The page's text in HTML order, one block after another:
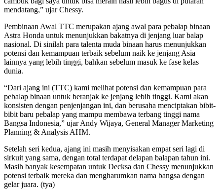
mendatang,” ujar Chessy.
Pembinaan Awal TTC merupakan ajang awal para pebalap binaan
Astra Honda untuk menunjukkan bakatnya di jenjang luar balap
nasional. Di sinilah para talenta muda binaan harus menunjukkan
potensi dan kemampuan terbaik sebelum naik ke jenjang Asia
lainnya yang lebih tinggi, bahkan sebelum masuk ke fase kelas
dunia.
“Dari ajang ini (TTC) kami melihat potensi dan kemampuan para
pebalap binaan untuk beranjak ke jenjang lebih tinggi. Kami akan
konsisten dengan penjenjangan ini, dan berusaha menciptakan bibit-
bibit baru pebalap yang mampu membawa terbang tinggi nama
Bangsa Indonesia,” ujar Andy Wijaya, General Manager Marketing
Planning & Analysis AHM.
Setelah seri kedua, ajang ini masih menyisakan empat seri lagi di
sirkuit yang sama, dengan total terdapat delapan balapan tahun ini.
Masih banyak kesempatan untuk Decksa dan Chessy menunjukkan
potensi terbaik mereka dan mengharumkan nama bangsa dengan
gelar juara. (tya)